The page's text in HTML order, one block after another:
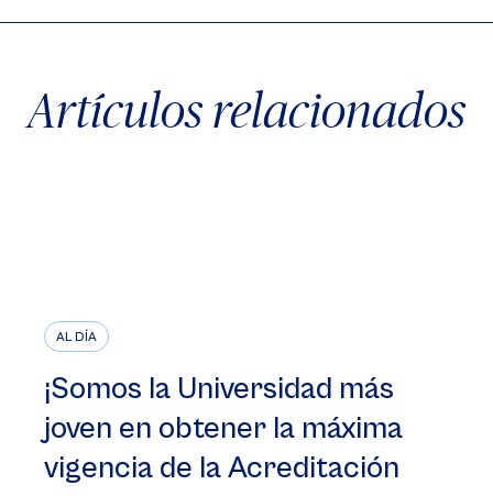
Artículos relacionados
AL DÍA
¡Somos la Universidad más
joven en obtener la máxima
vigencia de la Acreditación